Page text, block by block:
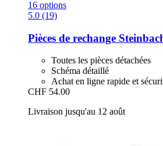
16 options
5.0 (19)
Pièces de rechange
Toutes les pièces détachées
Schéma détaillé
Achat en ligne rapide et
CHF 54.00
Livraison jusqu'au 12 août